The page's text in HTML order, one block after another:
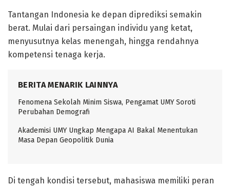
Tantangan Indonesia ke depan diprediksi semakin
berat. Mulai dari persaingan individu yang ketat,
menyusutnya kelas menengah, hingga rendahnya
kompetensi tenaga kerja.
BERITA MENARIK LAINNYA
Fenomena Sekolah Minim Siswa, Pengamat UMY Soroti
Perubahan Demografi
Akademisi UMY Ungkap Mengapa AI Bakal Menentukan
Masa Depan Geopolitik Dunia
Di tengah kondisi tersebut, mahasiswa memiliki peran